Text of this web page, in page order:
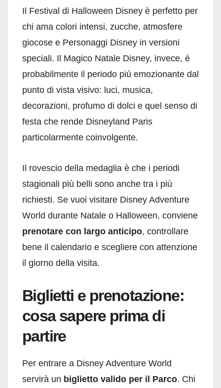
Il Festival di Halloween Disney è perfetto per
chi ama colori intensi, zucche, atmosfere
giocose e Personaggi Disney in versioni
speciali. Il Magico Natale Disney, invece, è
probabilmente il periodo più emozionante dal
punto di vista visivo: luci, musica,
decorazioni, profumo di dolci e quel senso di
festa che rende Disneyland Paris
particolarmente coinvolgente.
Il rovescio della medaglia è che i periodi
stagionali più belli sono anche tra i più
richiesti. Se vuoi visitare Disney Adventure
World durante Natale o Halloween, conviene
prenotare con largo anticipo, controllare
bene il calendario e scegliere con attenzione
il giorno della visita.
Biglietti e prenotazione:
cosa sapere prima di
partire
Per entrare a Disney Adventure World
servirà un biglietto valido per il Parco. Chi